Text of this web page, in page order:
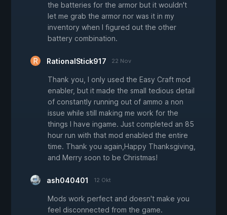
the batteries for the armor but it wouldn't
let me grab the armor nor was it in my
inventory when I figured out the other
battery combination.
RationalStick917 22 Nov
Thank you, I only used the Easy Craft mod
enabler, but it made the small tedious detail
of constantly running out of ammo a non
issue while still making me work for the
things I have ingame. Just completed an 85
hour run with that mod enabled the entire
time. Thank you again,Happy Thanksgiving,
and Merry soon to be Christmas!
ash040401 12 Okt
Mods work perfect and doesn't make you
feel disconnected from the game.